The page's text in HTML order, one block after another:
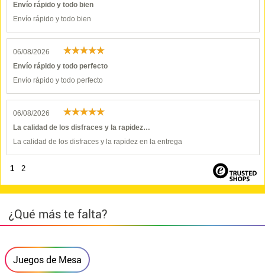
Envío rápido y todo bien
Envío rápido y todo bien
06/08/2026
Envío rápido y todo perfecto
Envío rápido y todo perfecto
06/08/2026
La calidad de los disfraces y la rapidez…
La calidad de los disfraces y la rapidez en la entrega
1 2
¿Qué más te falta?
Juegos de Mesa